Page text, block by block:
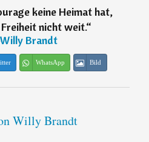
keine Heimat hat,
nicht weit.“
Willy Brandt
WhatsApp Bild
Willy Brandt